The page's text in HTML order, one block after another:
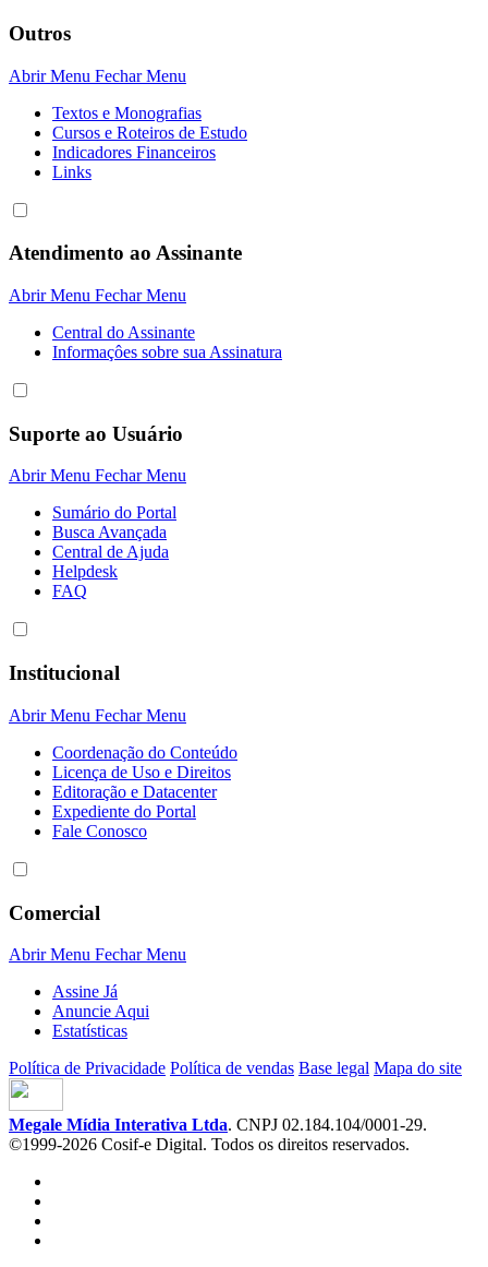
Outros
Abrir Menu Fechar Menu
Textos e Monografias
Cursos e Roteiros de Estudo
Indicadores Financeiros
Links
Atendimento ao Assinante
Abrir Menu Fechar Menu
Central do Assinante
Informaçôes sobre sua Assinatura
Suporte ao Usuário
Abrir Menu Fechar Menu
Sumário do Portal
Busca Avançada
Central de Ajuda
Helpdesk
FAQ
Institucional
Abrir Menu Fechar Menu
Coordenação do Conteúdo
Licença de Uso e Direitos
Editoração e Datacenter
Expediente do Portal
Fale Conosco
Comercial
Abrir Menu Fechar Menu
Assine Já
Anuncie Aqui
Estatísticas
Política de Privacidade Política de vendas Base legal Mapa do site
Megale Mídia Interativa Ltda. CNPJ 02.184.104/0001-29.
©1999-2026 Cosif-e Digital. Todos os direitos reservados.